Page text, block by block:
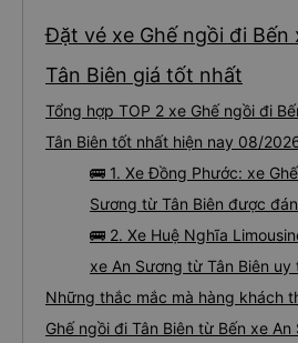
Đặt vé xe Ghế ngồi đi Bến
Tân Biên giá tốt nhất
Tổng hợp TOP 2 xe Ghế ngồi đi
Tân Biên tốt nhất hiện nay 08/
🚌 1. Xe Đồng Phước: xe
Sương từ Tân Biên được
🚌 2. Xe Huệ Nghĩa
xe An Sương từ Tân Biên uy
Những thắc mắc mà hàng khách
Ghế ngồi đi Tân Biên từ Bến xe An